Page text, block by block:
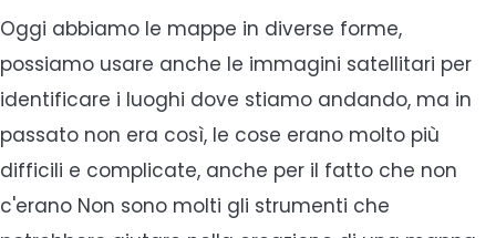
Oggi abbiamo le mappe in diverse forme,
possiamo usare anche le immagini satellitari per
identificare i luoghi dove stiamo andando, ma in
passato non era così, le cose erano molto più
difficili e complicate, anche per il fatto che non
c'erano Non sono molti gli strumenti che